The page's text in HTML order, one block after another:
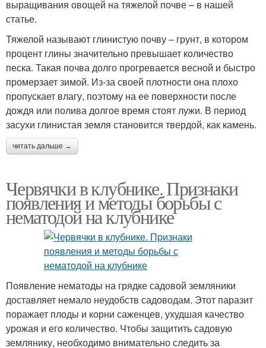
выращивания овощей на тяжелой почве – в нашей
статье.
Тяжелой называют глинистую почву – грунт, в котором
процент глины значительно превышает количество
песка. Такая почва долго прогревается весной и быстро
промерзает зимой. Из-за своей плотности она плохо
пропускает влагу, поэтому на ее поверхности после
дождя или полива долгое время стоят лужи. В период
засухи глинистая земля становится твердой, как камень.
читать дальше →
Червячки в клубнике. Признаки
появления и методы борьбы с
нематодой на клубнике
Появление нематоды на грядке садовой земляники
доставляет немало неудобств садоводам. Этот паразит
поражает плоды и корни саженцев, ухудшая качество
урожая и его количество. Чтобы защитить садовую
землянику, необходимо внимательно следить за